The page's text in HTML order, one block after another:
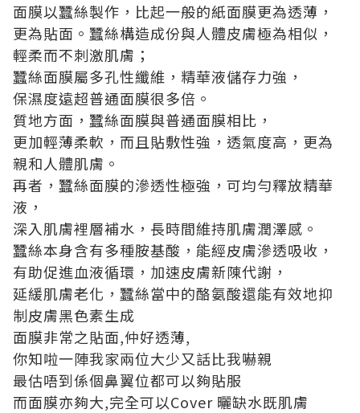
面膜以蠶絲製作，比起一般的紙面膜更為透薄，
更為貼面。蠶絲構造成份與⼈體⽪膚極為相似，
輕柔而不刺激肌膚；
蠶絲面膜屬多孔性纖維，精華液儲存力強，
保濕度遠超普通面膜很多倍。
質地方面，蠶絲面膜與普通面膜相比，
更加輕薄柔軟，而且貼敷性強，透氣度高，更為
親和人體肌膚。
再者，蠶絲面膜的滲透性極強，可均勻釋放精華
液，
深入肌膚裡層補水，長時間維持肌膚潤澤感。
蠶絲本身含有多種胺基酸，能經皮膚滲透吸收，
有助促進血液循環，加速皮膚新陳代謝，
延緩肌膚老化，蠶絲當中的酪氨酸還能有效地抑
制皮膚黑色素生成
面膜非常之貼面,仲好透薄,
你知啦一陣我家兩位大少又話比我嚇親
最估唔到係個鼻翼位都可以夠貼服
而面膜亦夠大,完全可以Cover 曬缺水既肌膚